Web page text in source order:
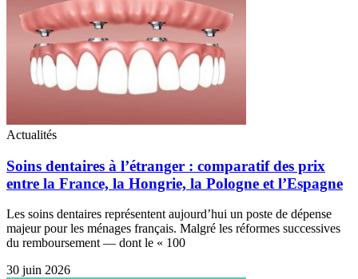
Actualités
Soins dentaires à l’étranger : comparatif des prix
entre la France, la Hongrie, la Pologne et l’Espagne
Les soins dentaires représentent aujourd’hui un poste de dépense
majeur pour les ménages français. Malgré les réformes successives
du remboursement — dont le « 100
30 juin 2026